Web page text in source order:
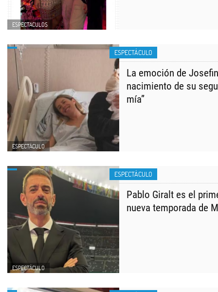
ESPECTACULOS
ESPECTÁCULO
ESPECTÁCULO
La emoción de
nacimiento de su
mía”
ESPECTÁCULO
ESPECTÁCULO
Pablo Giralt es el
nueva temporada de